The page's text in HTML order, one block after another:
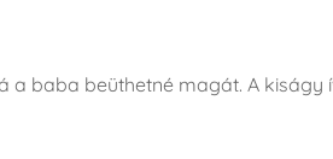
a baba beüthetné magát. A kiságy